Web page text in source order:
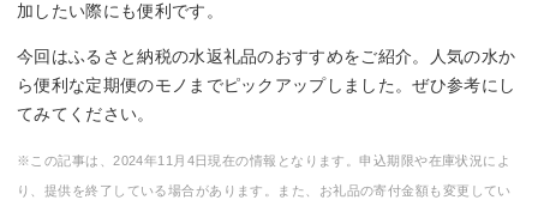
加したい際にも便利です。
今回はふるさと納税の水返礼品のおすすめをご紹介。人気の水か
ら便利な定期便のモノまでピックアップしました。ぜひ参考にし
てみてください。
※この記事は、2024年11月4日現在の情報となります。申込期限や在庫状況によ
り、提供を終了している場合があります。また、お礼品の寄付金額も変更してい